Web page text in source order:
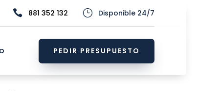
 881 352 132 } Disponible 24/7
PEDIR PRESUPUESTO